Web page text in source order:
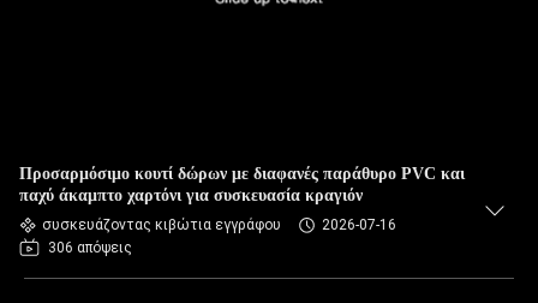
Προσαρμόσιμο κουτί δώρων με διαφανές παράθυρο PVC και
παχύ άκαμπτο χαρτόνι για συσκευασία κραγιόν
συσκευάζοντας κιβώτια εγγράφου
2026-07-16
306 απόψεις